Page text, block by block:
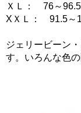
ＸＬ： 76～
XＸＬ： 91.5～
ジェリービーン
す。いろんな色